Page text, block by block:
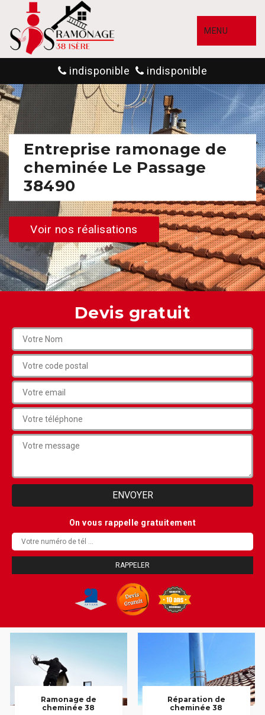
MENU
indisponible indisponible
Entreprise ramonage de
cheminée Le Passage
38490
Voir nos réalisations
Devis gratuit
On vous rappelle gratuitement
Ramonage de
cheminée 38
Réparation de
cheminée 38